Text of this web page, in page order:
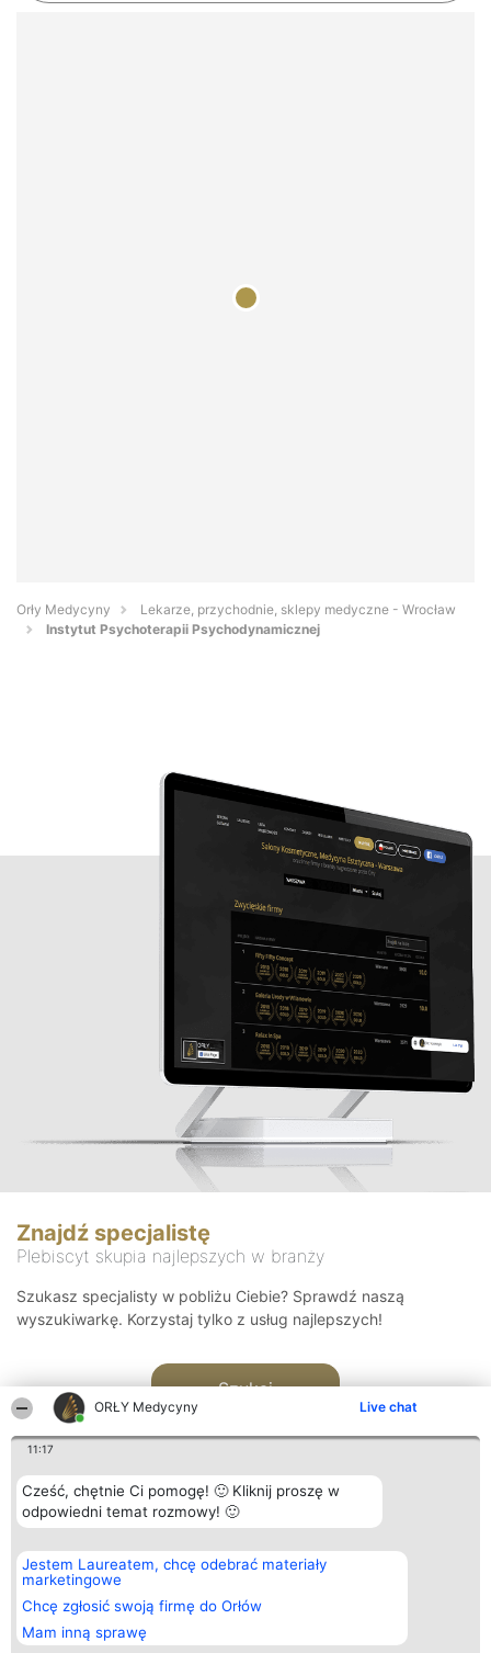
ORŁY Medycyny Live chat
11:17
Cześć, chętnie Ci pomogę! 🙂 Kliknij proszę w
odpowiedni temat rozmowy! 🙂
Jestem Laureatem, chcę odebrać materiały
marketingowe
Chcę zgłosić swoją firmę do Orłów
Mam inną sprawę
Orły Medycyny
Lekarze, przychodnie, sklepy medyczne - Wrocław
Instytut Psychoterapii Psychodynamicznej
Znajdź specjalistę
Plebiscyt skupia najlepszych w branży
Szukasz specjalisty w pobliżu Ciebie? Sprawdź naszą
wyszukiwarkę. Korzystaj tylko z usług najlepszych!
Szukaj
Organizator plebiscytu
Bright Side Solutions sp. z o.
o. sp. k.
ul. Ruska 22
Wrocław 50-079
KRS 0000749100 | Regon
381313360 | NIP 8943132676
Plebiscyt
Laureaci
wszystkich
Laureatów
Regulamin
Kontakt
Kontakt